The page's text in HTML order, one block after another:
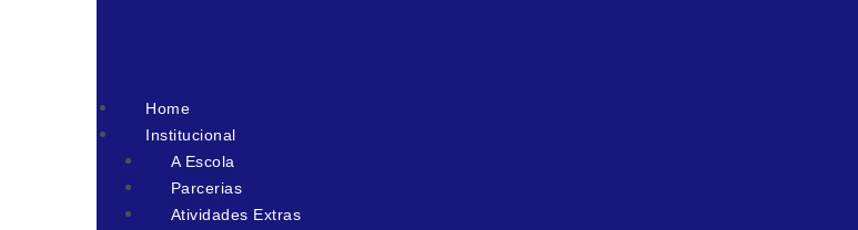
Home
Institucional
A Escola
Parcerias
Atividades Extras